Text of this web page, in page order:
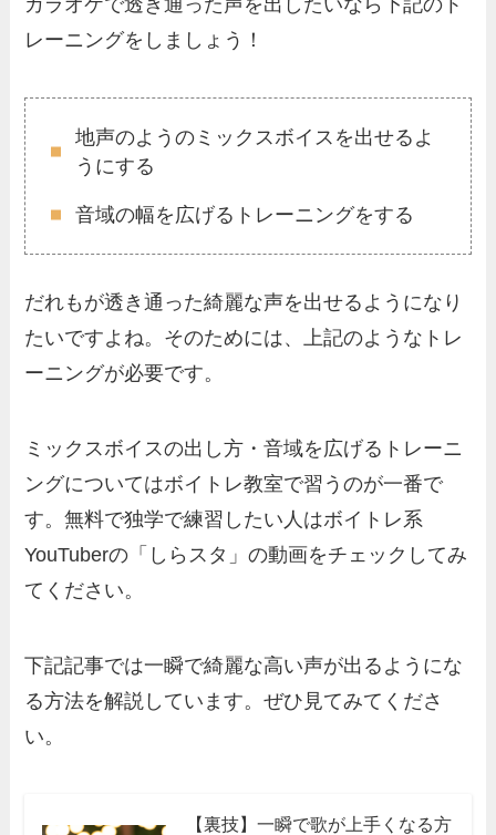
レーニングをしましょう！
地声のようのミックスボイスを出せるよ
うにする
音域の幅を広げるトレーニングをする
だれもが透き通った綺麗な声を出せるようになり
たいですよね。そのためには、上記のようなトレ
ーニングが必要です。
ミックスボイスの出し方・音域を広げるトレーニ
ングについてはボイトレ教室で習うのが一番で
す。無料で独学で練習したい人はボイトレ系
YouTuberの「しらスタ」の動画をチェックしてみ
てください。
下記記事では一瞬で綺麗な高い声が出るようにな
る方法を解説しています。ぜひ見てみてくださ
い。
【裏技】一瞬で歌が上手くなる方